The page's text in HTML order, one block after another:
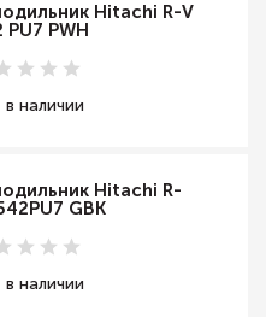
Hitachi R-V
PU7 PWH
наличии
Hitachi R-
GBK
наличии